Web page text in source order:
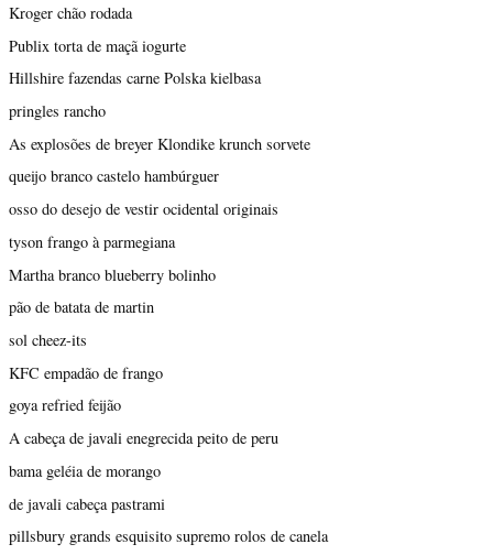
Kroger chão rodada
Publix torta de maçã iogurte
Hillshire fazendas carne Polska kielbasa
pringles rancho
As explosões de breyer Klondike krunch sorvete
queijo branco castelo hambúrguer
osso do desejo de vestir ocidental originais
tyson frango à parmegiana
Martha branco blueberry bolinho
pão de batata de martin
sol cheez-its
KFC empadão de frango
goya refried feijão
A cabeça de javali enegrecida peito de peru
bama geléia de morango
de javali cabeça pastrami
pillsbury grands esquisito supremo rolos de canela